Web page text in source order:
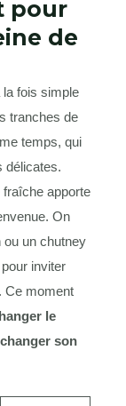
pour
de
la fois simple
tranches de
temps, qui
délicates.
fraîche apporte
On
ou un chutney
inviter
Ce moment
le
son